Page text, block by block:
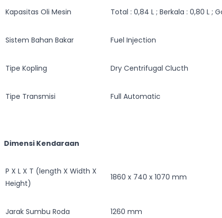
Kapasitas Oli Mesin Total : 0,84 L ; Berkala : 0,80 L ;
Sistem Bahan Bakar Fuel Injection
Tipe Kopling Dry Centrifugal Clucth
Tipe Transmisi Full Automatic
Dimensi Kendaraan
P X L X T (length X Width X
Height)
1860 x 740 x 1070 mm
Jarak Sumbu Roda 1260 mm